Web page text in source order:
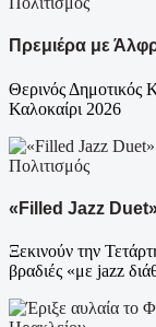
Πρεμιέρα με
Θερινός
Καλοκαίρι 2026
Πολιτισμός
«Filled Jazz
Ξεκινούν την
βραδιές «με jazz